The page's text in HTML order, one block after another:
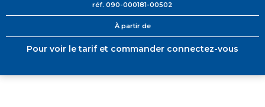
réf. 090-000181-00502
À partir de
Pour voir le tarif et commander connectez-vous